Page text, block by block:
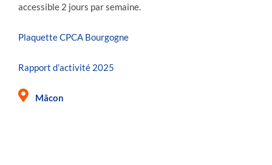
accessible 2 jours par semaine.
Plaquette CPCA Bourgogne
Rapport d’activité 2025
Mâcon